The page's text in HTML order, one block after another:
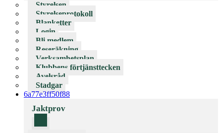
Styrelsen
Styrelseprotokoll
Blanketter
Login
Bli medlem
Reseräkning
Verksamhetsplan
Klubbens förtjänsttecken
Avelsråd
Stadgar
6a77e3ff50f88
Jaktprov